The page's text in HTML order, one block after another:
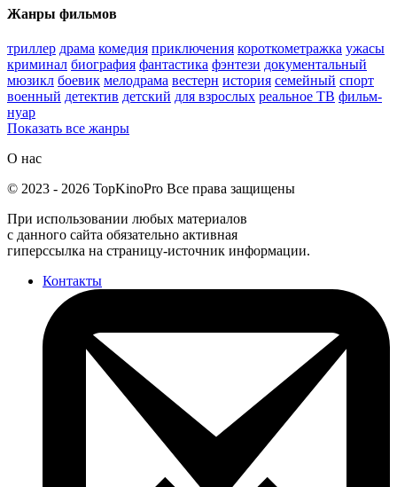
Жанры фильмов
триллер драма комедия приключения короткометражка ужасы
криминал биография фантастика фэнтези документальный
мюзикл боевик мелодрама вестерн история семейный спорт
военный детектив детский для взрослых реальное ТВ фильм-
нуар
Показать все жанры
О нас
© 2023 - 2026 TopKinoPro Все права защищены
При использовании любых материалов
с данного сайта обязательно активная
гиперссылка на страницу-источник информации.
Контакты